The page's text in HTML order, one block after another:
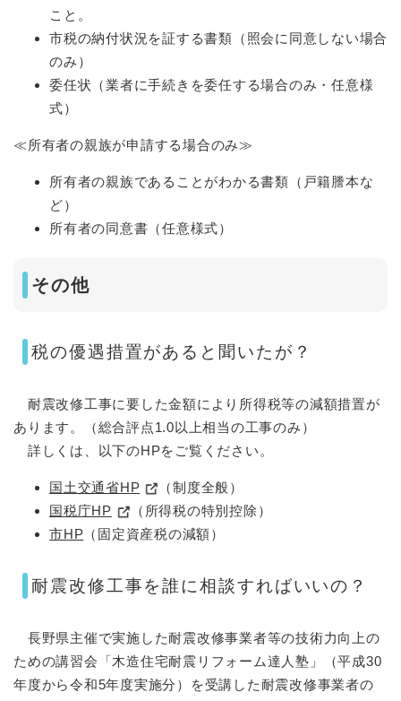
こと。
市税の納付状況を証する書類（照会に同意しない場合
のみ）
委任状（業者に手続きを委任する場合のみ・任意様
式）
≪所有者の親族が申請する場合のみ≫
所有者の親族であることがわかる書類（戸籍謄本な
ど）
所有者の同意書（任意様式）
その他
税の優遇措置があると聞いたが？
耐震改修工事に要した金額により所得税等の減額措置が
あります。（総合評点1.0以上相当の工事のみ）
詳しくは、以下のHPをご覧ください。
国土交通省HP
（制度全般）
国税庁HP
（所得税の特別控除）
市HP （固定資産税の減額）
耐震改修工事を誰に相談すればいいの？
長野県主催で実施した耐震改修事業者等の技術力向上の
ための講習会「木造住宅耐震リフォーム達人塾」（平成30
年度から令和5年度実施分）を受講した耐震改修事業者の